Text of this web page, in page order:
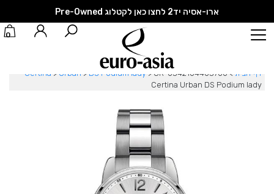
ארו-אסיה יד2 לחצו כאן לקטלוג Pre-Owned
0
דף הבית >
Certina > Urban > DS Podium lady > CR-0342104403700
Certina Urban DS Podium lady